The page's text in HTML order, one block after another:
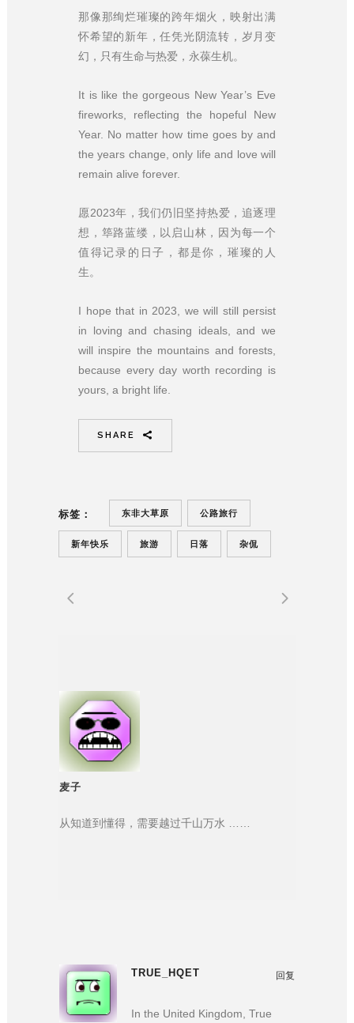
那像那绚烂璀璨的跨年烟火，映射出满
怀希望的新年，任凭光阴流转，岁月变
幻，只有生命与热爱，永葆生机。
It is like the gorgeous New Year’s Eve
fireworks, reflecting the hopeful New
Year. No matter how time goes by and
the years change, only life and love will
remain alive forever.
愿2023年，我们仍旧坚持热爱，追逐理
想，筚路蓝缕，以启山林，因为每一个
值得记录的日子，都是你，璀璨的人
生。
I hope that in 2023, we will still persist
in loving and chasing ideals, and we
will inspire the mountains and forests,
because every day worth recording is
yours, a bright life.
SHARE
标签： 东非大草原 公路旅行
新年快乐 旅游 日落 杂侃
麦子
从知道到懂得，需要越过千山万水 ……
TRUE_HQET 回复
In the United Kingdom, True